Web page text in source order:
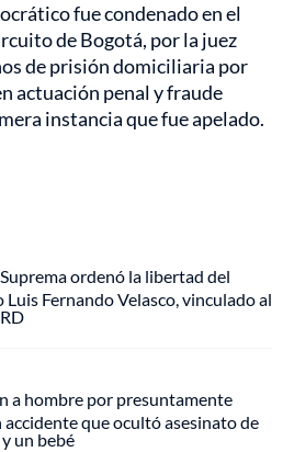
fue condenado en el
de Bogotá, por la juez
de prisión domiciliaria por
actuación penal y fraude
instancia que fue apelado.
ordenó la libertad del
Fernando Velasco, vinculado al
a hombre por presuntamente
accidente que ocultó asesinato de
un bebé